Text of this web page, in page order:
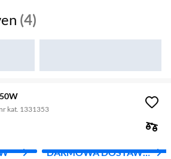
(4)
nr kat. 1331353
DARMOWA DOSTAWA